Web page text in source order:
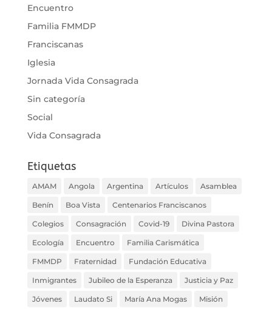
Encuentro
Familia FMMDP
Franciscanas
Iglesia
Jornada Vida Consagrada
Sin categoría
Social
Vida Consagrada
Etiquetas
AMAM Angola Argentina Artículos Asamblea
Benín Boa Vista Centenarios Franciscanos
Colegios Consagración Covid-19 Divina Pastora
Ecología Encuentro Familia Carismática
FMMDP Fraternidad Fundación Educativa
Inmigrantes Jubileo de la Esperanza Justicia y Paz
Jóvenes Laudato Si María Ana Mogas Misión